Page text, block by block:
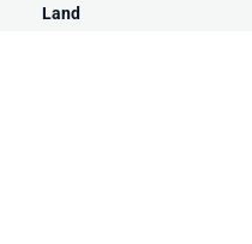
Land